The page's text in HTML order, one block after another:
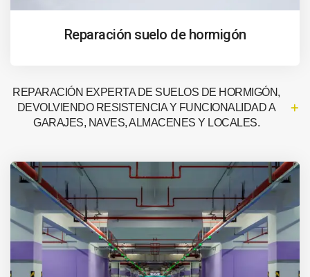
Reparación suelo de hormigón
REPARACIÓN EXPERTA DE SUELOS DE HORMIGÓN,
DEVOLVIENDO RESISTENCIA Y FUNCIONALIDAD A
GARAJES, NAVES, ALMACENES Y LOCALES.